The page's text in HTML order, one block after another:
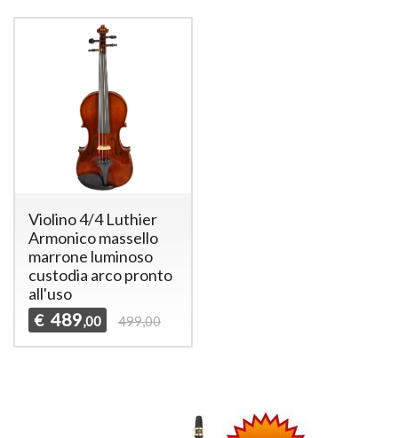
Violino 4/4 Luthier
Armonico massello
marrone luminoso
custodia arco pronto
all'uso
€ 489,00 499,00